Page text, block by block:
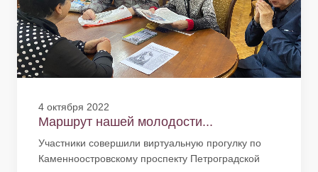
4 октября 2022
Маршрут нашей молодости...
Участники совершили виртуальную прогулку по
Каменноостровскому проспекту Петроградской